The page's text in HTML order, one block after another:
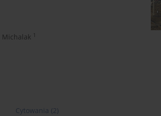
Michalak 1
Cytowania (2)